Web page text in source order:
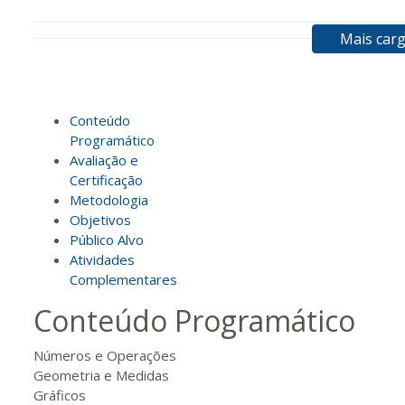
140 H 18
160 H 20dias
180 H 23dias
90dias
Mais
Conteúdo
Programático
Avaliação e
Certificação
Metodologia
Objetivos
Público Alvo
Atividades
Complementares
Conteúdo Programático
Números e Operações
Geometria e Medidas
Gráficos